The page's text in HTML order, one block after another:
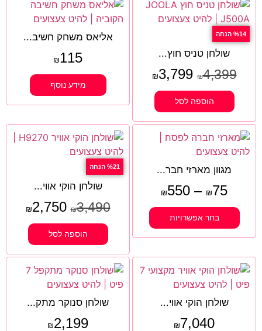
%14 הנחה
שולחן טניס חוץ...
₪4,399
₪3,799
הוספה לסל
אליאס משחק חשיב...
₪115
מידע נוסף
מגוון מארזי חבר...
₪75
–
₪550
בחר אפשרויות
%21 הנחה
שולחן הוקי אווי...
₪3,490
₪2,750
הוספה לסל
שולחן הוקי אווי...
₪7,040
שולחן סנוקר מתק...
₪2,199